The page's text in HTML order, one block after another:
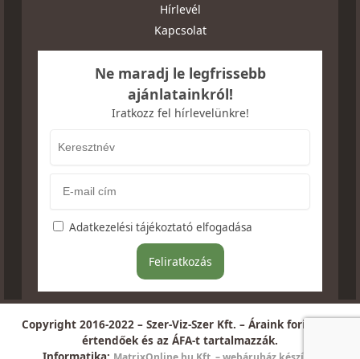
Hírlevél
Kapcsolat
Ne maradj le legfrissebb
ajánlatainkról!
Iratkozz fel hírlevelünkre!
Adatkezelési tájékoztató elfogadása
Copyright 2016-2022 – Szer-Viz-Szer Kft. – Áraink forintban
értendőek és az ÁFA-t tartalmazzák.